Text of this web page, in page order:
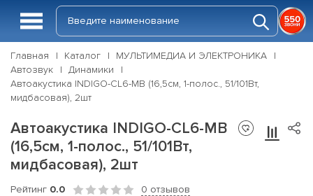
Главная Каталог
МУЛЬТИМЕДИА И ЭЛЕКТРОНИКА
Автозвук
Динамики
Автоакустика INDIGO-CL6-MB (16,5см, 1-полос., 51/101Вт,
мидбасовая), 2шт
Автоакустика INDIGO-CL6-MB
(16,5см, 1-полос., 51/101Вт,
мидбасовая), 2шт
Рейтинг 0.0 0 отзывов